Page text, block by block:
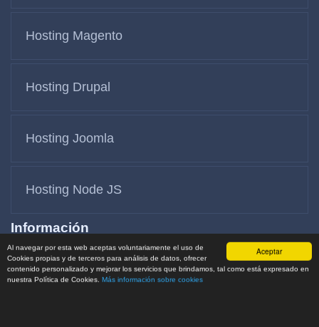
Aceptar
Al navegar por esta web aceptas voluntariamente el uso de
Cookies propias y de terceros para análisis de datos, ofrecer
contenido personalizado y mejorar los servicios que brindamos, tal como está expresado en
nuestra Política de Cookies. Más información sobre cookies
Hosting Magento
Hosting Drupal
Hosting Joomla
Hosting Node JS
Información
Contáctanos